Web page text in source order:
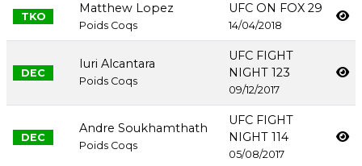
TKO
Matthew Lopez
Poids Coqs
UFC ON FOX 29
14/04/2018
DEC
Iuri Alcantara
Poids Coqs
UFC FIGHT
NIGHT 123
09/12/2017
DEC
Andre Soukhamthath
Poids Coqs
UFC FIGHT
NIGHT 114
05/08/2017